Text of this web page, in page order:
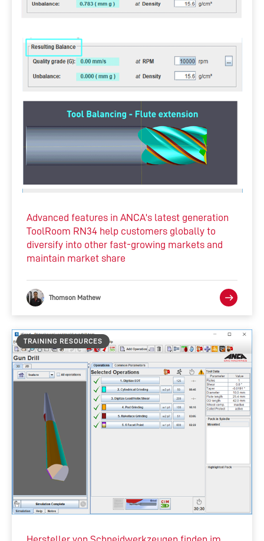
Advanced features in ANCA's latest generation
ToolRoom RN34 help customers globally to
diversify into other fast-growing markets and
maintain market share
Thomson Mathew
TRAINING RESOURCES